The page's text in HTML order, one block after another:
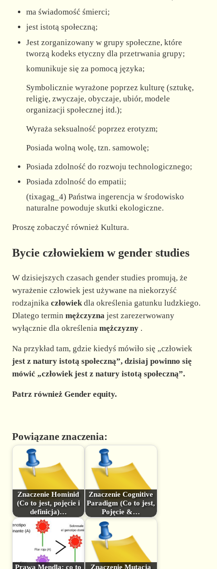
ma świadomość śmierci;
jest istotą społeczną;
Jest zorganizowany w grupy społeczne, które
tworzą kodeks etyczny dla przetrwania grupy;
komunikuje się za pomocą języka;
Symbolicznie wyrażone poprzez kulturę (sztukę,
religię, zwyczaje, obyczaje, ubiór, modele
organizacji społecznej itd.);
Wyraża seksualność poprzez erotyzm;
Posiada wolną wolę, tzn. samowolę;
Posiada zdolność do rozwoju technologicznego;
Posiada zdolność do empatii;
(tixagag_4) Państwa ingerencja w środowisko
naturalne powoduje skutki ekologiczne.
Proszę zobaczyć również Kultura.
Bycie człowiekiem w gender studies
W dzisiejszych czasach gender studies promują, że
wyrażenie człowiek jest używane na niekorzyść
rodzajnika człowiekdla określenia gatunku ludzkiego.
Dlatego termin mężczyznajest zarezerwowany
wyłącznie dla określenia mężczyzny.
Na przykład tam, gdzie kiedyś mówiło się „człowiek
jest z natury istotą społeczną”, dzisiaj powinno się
mówić „człowiekjest z natury istotą społeczną”.
Patrz również Gender equity.
Powiązane znaczenia:
Znaczenie Hominid
(Co to jest, pojęcie i
definicja)…
Znaczenie Cognitive
Paradigm (Co to jest,
Pojęcie &…
Prawa Mendla: co to
Znaczenie Mutacja